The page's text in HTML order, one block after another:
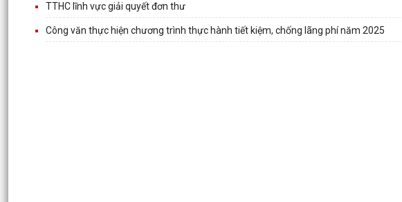
TTHC lĩnh vực giải quyết đơn thư
Công văn thực hiện chương trình thực hành tiết kiệm, chống lãng phí năm 2025